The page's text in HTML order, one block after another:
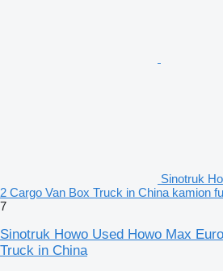
Sinotruk
2 Cargo Van Box Truck in China kamion
7
Sinotruk Howo Used Howo Max
Truck in China